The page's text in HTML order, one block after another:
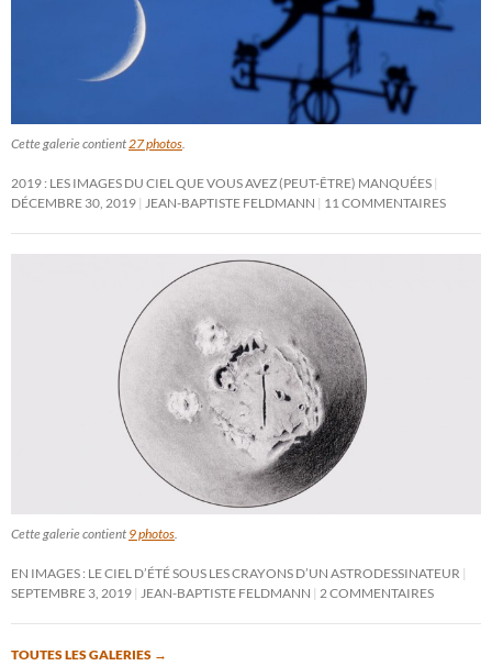
Cette galerie contient 27 photos
2019 : LES IMAGES DU CIEL QUE VOUS AVEZ (PEUT-ÊTRE) MANQUÉES
DÉCEMBRE 30, 2019
JEAN-BAPTISTE FELDMANN 11 COMMENTAIRES
Cette galerie contient 9 photos
EN IMAGES : LE CIEL D’ÉTÉ SOUS LES CRAYONS D’UN ASTRODESSINATEUR
SEPTEMBRE 3, 2019
JEAN-BAPTISTE FELDMANN 2 COMMENTAIRES
TOUTES LES GALERIES →